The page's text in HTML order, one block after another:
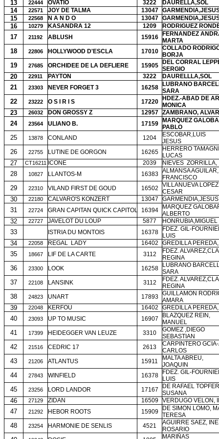
13 22444 OVATIO 3222 DAURELLA,SOL
14 22571 JOY DE TALMA 13047
15 22568 N A N D O 13047
16 10279 KASANDRA 12 1209 RODRIGUEZ
17 21192 ABLUSH 15916
FERNANDEZ
MARTA
18 22806 HOLLYWOOD D'ESCLA 17010
COLLADO
BORJA
19 27685 ORCHIDEE DE LA DEFLIERE 15905
DEL CORRAL
SERGIO
20 22911 PAYTON 3222 DAURELLLA,SOL
21 23303 NEVER FORGET 3 16258
LUBRANO
SARA
22 23222 O S I R I S 17220
HDEZ.-ABAD DE
MONICA
23 26032 DON GROSSY Z 12957 ZAMBRANO,
24 23564 ULIANO B. 17159
MARQUEZ
PABLO
25 13878 CONLAND 1204
ESCOBAR,LUIS
JESUS
26 22755 LUTINE DE GORGON 16265
HERRERO
LUCAS
27 CT16211 ICONE 2039 NIEVES ZORRILLA,
28 10827 LLANTOS-M 16383
ALMANSA AGUILAR,
FRANCISCO
29 22310 VILAND FIRST DE GOUD 16502
VILLANUEVA
CESAR
30 22180 CALVARO'S KONZERT 13047 GARMENDIA,JESUS
31 22724 GRAN CAPITAN QUICK CAPITOL 16394
MARQUEZ
ALBERTO
32 22727 JAVELOT DU LOUP 5877 HONRUBIA,MIGUEL
33 ISTRIA DU MONTOIS 16378
FDEZ. GIL-
LUIS
34 22058 REGAL LADY 16402 GREDILLA
35 18667 LIF DE LA CARTE 3112
FDEZ.
REGINA
36 23300 LOOK 16258
LUBRANO
SARA
37 22108 LANSINK 3112
FDEZ.
REGINA
38 24823 UNART 17893
GUILLAMON
AMARA
39 22048 KERFOU 16402 GREDILLA
40 23093 UP TO MUSIC 16907
BLAZQUEZ REIN,
MANUEL
41 17399 HEIDEGGER VAN LEUZE 3310
GOMEZ ,DIEGO
SEBASTIAN
42 21516 CEDRIC 17 2613
CARPINTERO
CARLOS
43 21206 ATLANTUS 15911
MALTA ABREU,
JOAQUIN
44 27843 WINFIELD 16378
FDEZ. GIL-
LUIS
45 23256 LORD LANDOR 17167
DE RAFAEL
SUSANA
46 27129 ZIDAN 16509 VERDUGO VELON,
47 21292 HEBOR ROOTS 15909
DE SIMON LOMO,
TERESA
48 23254 HARMONIE DE SENLIS 4521
AGUIRRE SAEZ,
ROSARIO
MARIÑAS